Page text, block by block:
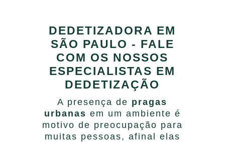
DEDETIZADORA EM
SÃO PAULO - FALE
COM OS NOSSOS
ESPECIALISTAS EM
DEDETIZAÇÃO
A presença de pragas
urbanas em um ambiente é
motivo de preocupação para
muitas pessoas, afinal elas